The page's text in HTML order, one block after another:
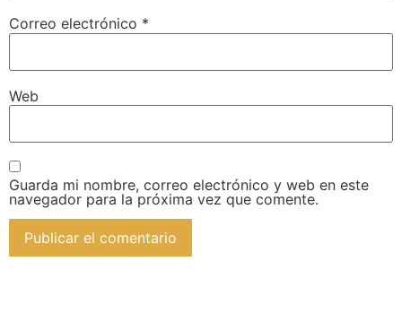
Correo electrónico *
Web
Guarda mi nombre, correo electrónico y web en este
navegador para la próxima vez que comente.